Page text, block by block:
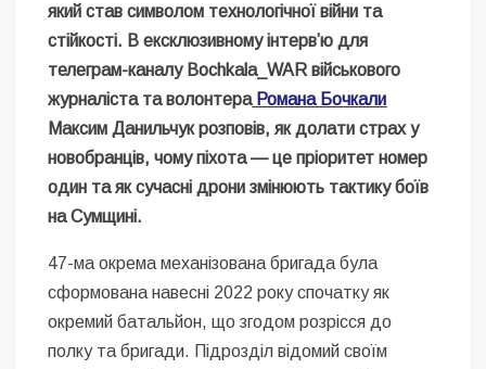
який став символом технологічної війни та
стійкості. В ексклюзивному інтерв’ю для
телеграм-каналу Bochkala_WAR військового
журналіста та волонтераРомана Бочкали
Максим Данильчук розповів, як долати страх у
новобранців, чому піхота — це пріоритет номер
один та як сучасні дрони змінюють тактику боїв
на Сумщині.
47-ма окрема механізована бригада була
сформована навесні 2022 року спочатку як
окремий батальйон, що згодом розрісся до
полку та бригади. Підрозділ відомий своїм